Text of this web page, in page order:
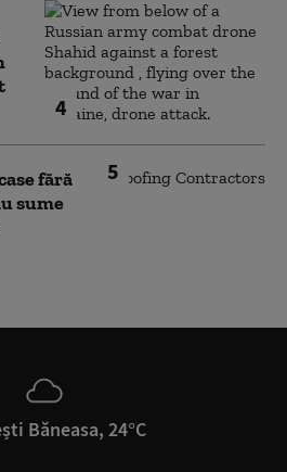
4
5
fără
sume
Băneasa, 24°C